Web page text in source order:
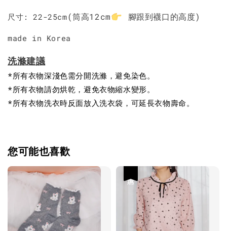
尺寸: 22-25cm(筒高12cm 腳跟到襪口的高度)
made in Korea
洗滌建議
*所有衣物深淺色需分開洗滌，避免染色。
*所有衣物請勿烘乾，避免衣物縮水變形。
*所有衣物洗衣時反面放入洗衣袋，可延長衣物壽命。
您可能也喜歡